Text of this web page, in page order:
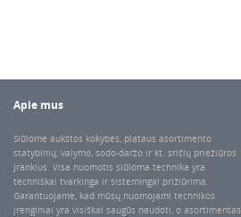
Apie mus
Siūlome aukštos kokybės, plataus asortimento
statybinių, valymo, sodo-daržo ir kt. sričių priežiūros
įrankius. Visa nuomotis siūloma technika yra
techniškai tvarkinga ir sistemingai prižiūrima.
Garantuojame, kad mūsų nuomojami technikos
įrenginiai yra visiškai saugūs naudoti, o asortimentas